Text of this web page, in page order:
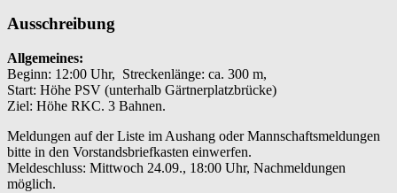
Ausschreibung
Allgemeines:
Beginn: 12:00 Uhr, Streckenlänge: ca. 300 m,
Start: Höhe PSV (unterhalb Gärtnerplatzbrücke)
Ziel: Höhe RKC. 3 Bahnen.
Meldungen auf der Liste im Aushang oder Mannschaftsmeldungen
bitte in den Vorstandsbriefkasten einwerfen.
Meldeschluss: Mittwoch 24.09., 18:00 Uhr, Nachmeldungen
möglich.